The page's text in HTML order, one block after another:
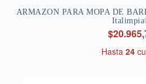
ARMAZON PARA MOPA DE
Hasta 24